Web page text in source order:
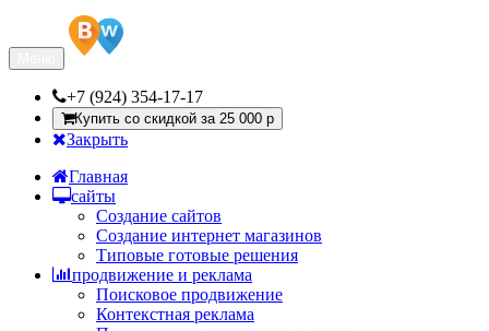
+7 (924) 354-17-17
Купить со скидкой за 25 000 р
Закрыть
Главная
сайты
Создание сайтов
Создание интернет магазинов
Типовые готовые решения
продвижение и реклама
Поисковое продвижение
Контекстная реклама